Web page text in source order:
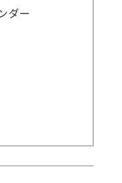
ダー